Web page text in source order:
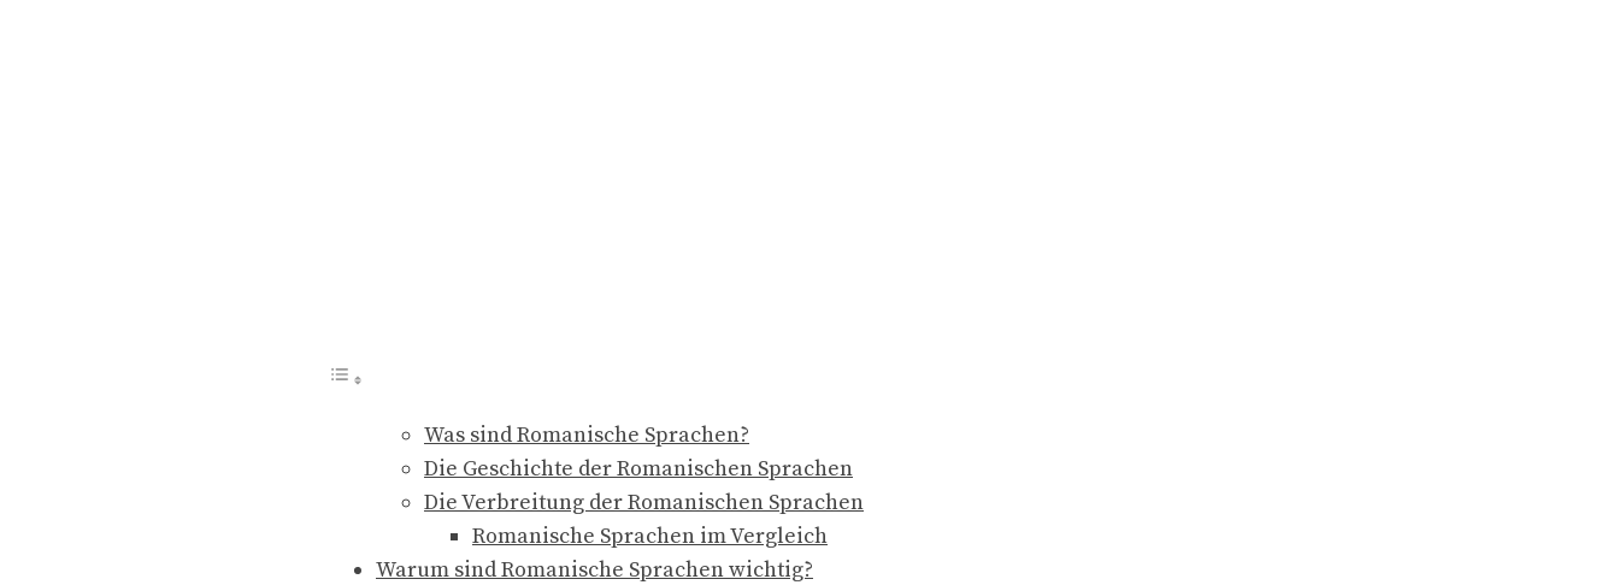
Was sind Romanische Sprachen?
Die Geschichte der Romanischen Sprachen
Die Verbreitung der Romanischen Sprachen
Romanische Sprachen im Vergleich
Warum sind Romanische Sprachen wichtig?